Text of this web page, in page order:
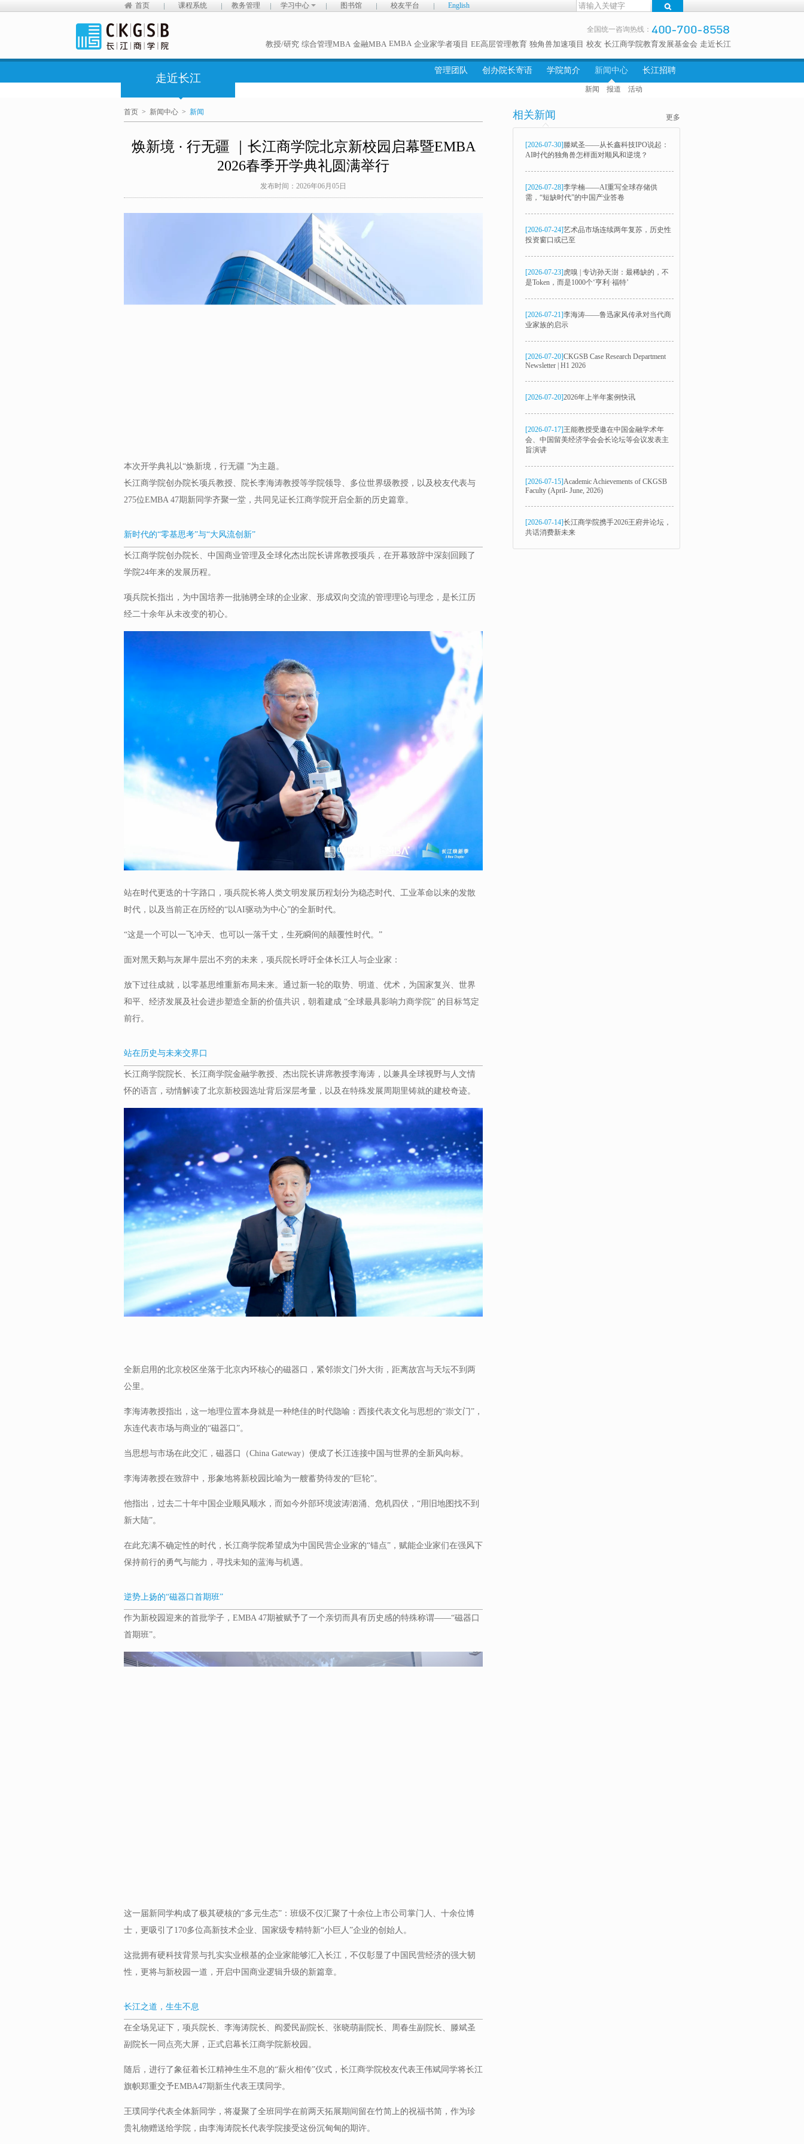
首页 课程系统 教务管理 学习中心 图书馆 校友平台 English
全国统一咨询热线：
教授/研究 综合管理MBA 金融MBA EMBA 企业家学者项目 EE高层管理教育 独角兽加速项目 校友 长江商学院教育发展基金会 走近长江
走近长江
管理团队 创办院长寄语 学院简介 新闻中心
新闻 报道 活动
长江招聘
首页 > 新闻中心 > 新闻
焕新境 · 行无疆 ｜长江商学院北京新校园启幕暨EMBA
2026春季开学典礼圆满举行
发布时间：2026年06月05日
本次开学典礼以“焕新境，行无疆 ”为主题。
长江商学院创办院长项兵教授、院长李海涛教授等学院领导、多位世界级教授，以及校友代表与
275位EMBA 47期新同学齐聚一堂，共同见证长江商学院开启全新的历史篇章。
新时代的“零基思考”与“大风流创新”
长江商学院创办院长、中国商业管理及全球化杰出院长讲席教授项兵，在开幕致辞中深刻回顾了
学院24年来的发展历程。
项兵院长指出，为中国培养一批驰骋全球的企业家、形成双向交流的管理理论与理念，是长江历
经二十余年从未改变的初心。
站在时代更迭的十字路口，项兵院长将人类文明发展历程划分为稳态时代、工业革命以来的发散
时代，以及当前正在历经的“以AI驱动为中心”的全新时代。
“这是一个可以一飞冲天、也可以一落千丈，生死瞬间的颠覆性时代。”
面对黑天鹅与灰犀牛层出不穷的未来，项兵院长呼吁全体长江人与企业家：
放下过往成就，以零基思维重新布局未来。通过新一轮的取势、明道、优术，为国家复兴、世界
和平、经济发展及社会进步塑造全新的价值共识，朝着建成 “全球最具影响力商学院” 的目标笃定
前行。
站在历史与未来交界口
长江商学院院长、长江商学院金融学教授、杰出院长讲席教授李海涛，以兼具全球视野与人文情
怀的语言，动情解读了北京新校园选址背后深层考量，以及在特殊发展周期里铸就的建校奇迹。
全新启用的北京校区坐落于北京内环核心的磁器口，紧邻崇文门外大街，距离故宫与天坛不到两
公里。
李海涛教授指出，这一地理位置本身就是一种绝佳的时代隐喻：西接代表文化与思想的“崇文门”，
东连代表市场与商业的“磁器口”。
当思想与市场在此交汇，磁器口（China Gateway）便成了长江连接中国与世界的全新风向标。
李海涛教授在致辞中，形象地将新校园比喻为一艘蓄势待发的“巨轮”。
他指出，过去二十年中国企业顺风顺水，而如今外部环境波涛汹涌、危机四伏，“用旧地图找不到
新大陆”。
在此充满不确定性的时代，长江商学院希望成为中国民营企业家的“锚点”，赋能企业家们在强风下
保持前行的勇气与能力，寻找未知的蓝海与机遇。
逆势上扬的“磁器口首期班”
作为新校园迎来的首批学子，EMBA 47期被赋予了一个亲切而具有历史感的特殊称谓——“磁器口
首期班”。
这一届新同学构成了极其硬核的“多元生态”：班级不仅汇聚了十余位上市公司掌门人、十余位博
士，更吸引了170多位高新技术企业、国家级专精特新“小巨人”企业的创始人。
这批拥有硬科技背景与扎实实业根基的企业家能够汇入长江，不仅彰显了中国民营经济的强大韧
性，更将与新校园一道，开启中国商业逻辑升级的新篇章。
长江之道，生生不息
在全场见证下，项兵院长、李海涛院长、阎爱民副院长、张晓萌副院长、周春生副院长、滕斌圣
副院长一同点亮大屏，正式启幕长江商学院新校园。
随后，进行了象征着长江精神生生不息的“薪火相传”仪式，长江商学院校友代表王伟斌同学将长江
旗帜郑重交予EMBA47期新生代表王璞同学。
王璞同学代表全体新同学，将凝聚了全班同学在前两天拓展期间留在竹简上的祝福书简，作为珍
贵礼物赠送给学院，由李海涛院长代表学院接受这份沉甸甸的期许。
相关新闻 更多
[2026-07-30]滕斌圣——从长鑫科技IPO说起：
AI时代的独角兽怎样面对顺风和逆境？
[2026-07-28]李学楠——AI重写全球存储供
需，“短缺时代”的中国产业答卷
[2026-07-24]艺术品市场连续两年复苏，历史性
投资窗口或已至
[2026-07-23]虎嗅 | 专访孙天澍：最稀缺的，不
是Token，而是1000个‘亨利·福特’
[2026-07-21]李海涛——鲁迅家风传承对当代商
业家族的启示
[2026-07-20]CKGSB Case Research Department
Newsletter | H1 2026
[2026-07-20]2026年上半年案例快讯
[2026-07-17]王能教授受邀在中国金融学术年
会、中国留美经济学会会长论坛等会议发表主
旨演讲
[2026-07-15]Academic Achievements of CKGSB
Faculty (April- June, 2026)
[2026-07-14]长江商学院携手2026王府井论坛，
共话消费新未来